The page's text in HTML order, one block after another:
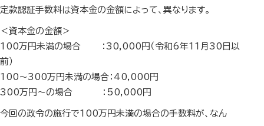
定款認証手数料は資本金の金額によって、異なります。
＜資本金の金額＞
100万円未満の場合 ：30,000円（令和6年11月30日以
前）
100～300万円未満の場合：40,000円
300万円～の場合 ：50,000円
今回の政令の施行で100万円未満の場合の手数料が、なん